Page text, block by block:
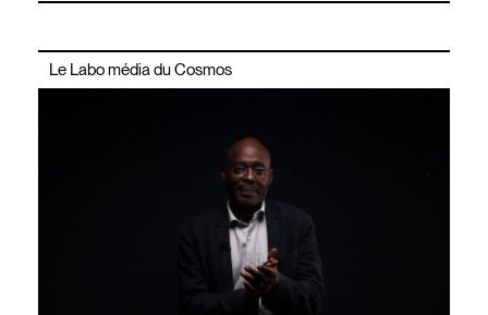
Le Labo média du Cosmos